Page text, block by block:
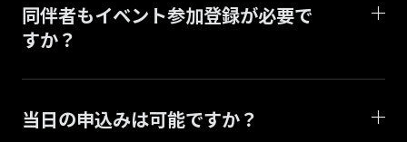
同伴者もイベント参加登録が必要で
すか？
当日の申込みは可能ですか？